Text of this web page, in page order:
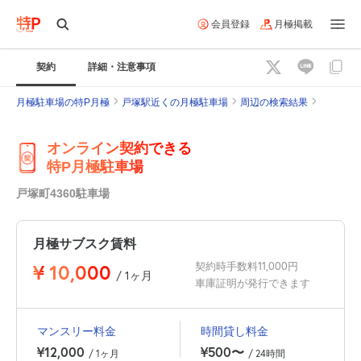
会員登録 月極掲載
契約 詳細・注意事項
月極駐車場の特P月極 戸塚駅近くの月極駐車場 周辺の検索結果
オンライン契約できる
特P月極駐車場
戸塚町4360駐車場
月極サブスク賃料
¥10,000 / 1ヶ月
契約時手数料11,000円
車庫証明が発行できます
マンスリー料金
¥12,000 / 1ヶ月
時間貸し料金
¥500〜 / 24時間